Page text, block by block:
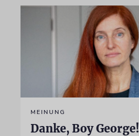
MEINUNG
Danke, Boy George!